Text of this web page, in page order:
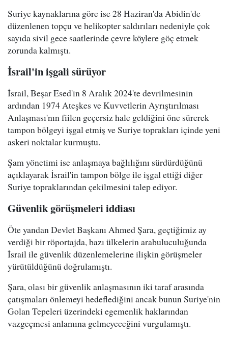
Suriye kaynaklarına göre ise 28 Haziran'da Abidin'de
düzenlenen topçu ve helikopter saldırıları nedeniyle çok
sayıda sivil gece saatlerinde çevre köylere göç etmek
zorunda kalmıştı.
İsrail'in işgali sürüyor
İsrail, Beşar Esed'in 8 Aralık 2024'te devrilmesinin
ardından 1974 Ateşkes ve Kuvvetlerin Ayrıştırılması
Anlaşması'nın fiilen geçersiz hale geldiğini öne sürerek
tampon bölgeyi işgal etmiş ve Suriye toprakları içinde yeni
askeri noktalar kurmuştu.
Şam yönetimi ise anlaşmaya bağlılığını sürdürdüğünü
açıklayarak İsrail'in tampon bölge ile işgal ettiği diğer
Suriye topraklarından çekilmesini talep ediyor.
Güvenlik görüşmeleri iddiası
Öte yandan Devlet Başkanı Ahmed Şara, geçtiğimiz ay
verdiği bir röportajda, bazı ülkelerin arabuluculuğunda
İsrail ile güvenlik düzenlemelerine ilişkin görüşmeler
yürütüldüğünü doğrulamıştı.
Şara, olası bir güvenlik anlaşmasının iki taraf arasında
çatışmaları önlemeyi hedeflediğini ancak bunun Suriye'nin
Golan Tepeleri üzerindeki egemenlik haklarından
vazgeçmesi anlamına gelmeyeceğini vurgulamıştı.